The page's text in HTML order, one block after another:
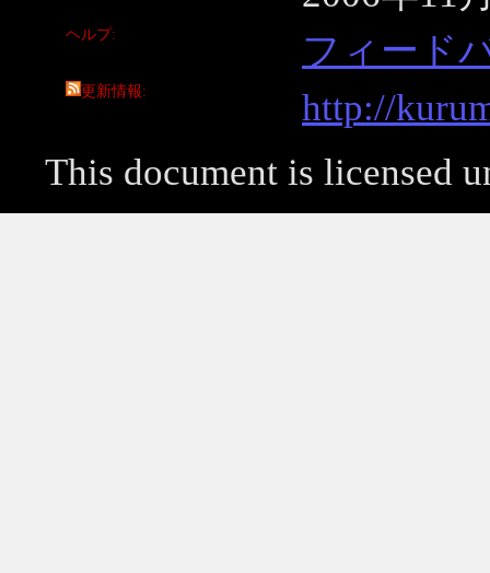
ヘルプ フィード
更新情報
http://
This document is licensed